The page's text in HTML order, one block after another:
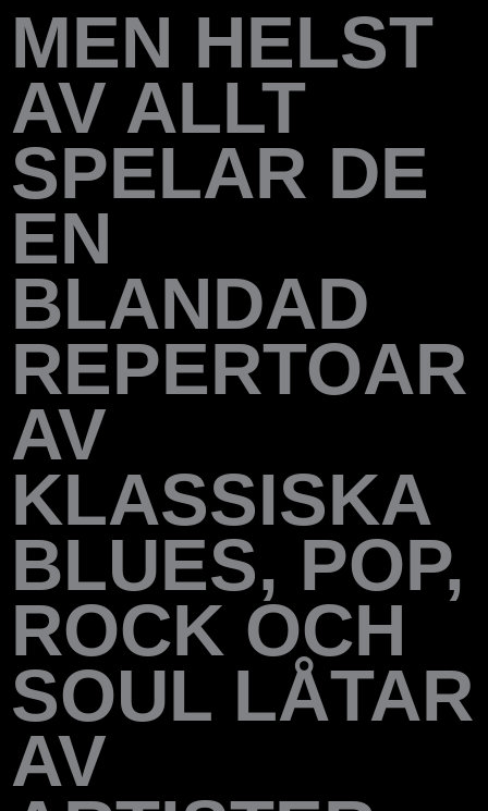
MEN HELST
AV ALLT
SPELAR DE
EN
BLANDAD
REPERTOAR
AV
KLASSISKA
BLUES, POP,
ROCK OCH
SOUL LÅTAR
AV